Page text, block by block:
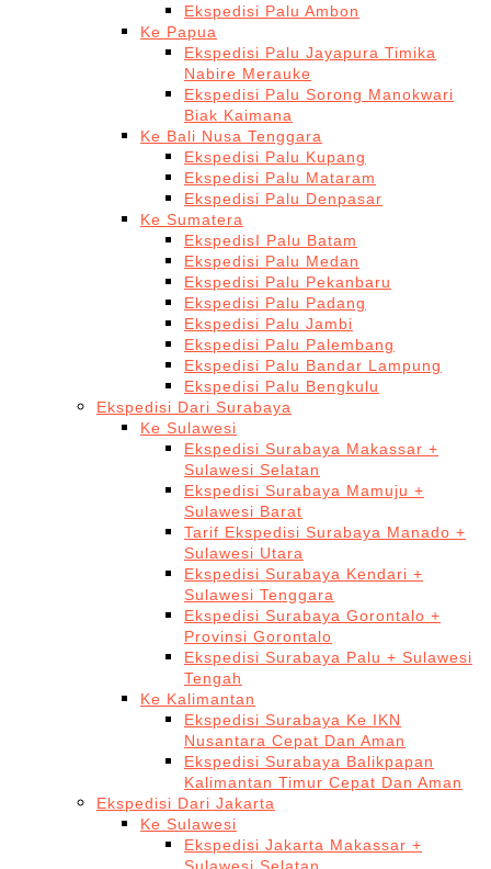
Ekspedisi Palu Ambon
Ke Papua
Ekspedisi Palu Jayapura Timika
Nabire Merauke
Ekspedisi Palu Sorong Manokwari
Biak Kaimana
Ke Bali Nusa Tenggara
Ekspedisi Palu Kupang
Ekspedisi Palu Mataram
Ekspedisi Palu Denpasar
Ke Sumatera
EkspedisI Palu Batam
Ekspedisi Palu Medan
Ekspedisi Palu Pekanbaru
Ekspedisi Palu Padang
Ekspedisi Palu Jambi
Ekspedisi Palu Palembang
Ekspedisi Palu Bandar Lampung
Ekspedisi Palu Bengkulu
Ekspedisi Dari Surabaya
Ke Sulawesi
Ekspedisi Surabaya Makassar +
Sulawesi Selatan
Ekspedisi Surabaya Mamuju +
Sulawesi Barat
Tarif Ekspedisi Surabaya Manado +
Sulawesi Utara
Ekspedisi Surabaya Kendari +
Sulawesi Tenggara
Ekspedisi Surabaya Gorontalo +
Provinsi Gorontalo
Ekspedisi Surabaya Palu + Sulawesi
Tengah
Ke Kalimantan
Ekspedisi Surabaya Ke IKN
Nusantara Cepat Dan Aman
Ekspedisi Surabaya Balikpapan
Kalimantan Timur Cepat Dan Aman
Ekspedisi Dari Jakarta
Ke Sulawesi
Ekspedisi Jakarta Makassar +